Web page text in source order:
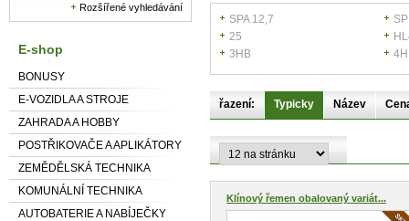
Rozšířené vyhledávání
E-shop
BONUSY
E-VOZIDLA A STROJE
ZAHRADA A HOBBY
POSTŘIKOVAČE A APLIKÁTORY
ZEMĚDĚLSKÁ TECHNIKA
KOMUNÁLNÍ TECHNIKA
AUTOBATERIE A NABÍJEČKY
SPA 12,7
25
3HB
řazení: Typicky Název
Klínový řemen obalovaný variát...